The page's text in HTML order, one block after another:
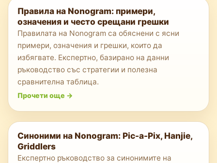
Правила на Nonogram: примери,
означения и често срещани грешки
Правилата на Nonogram са обяснени с ясни
примери, означения и грешки, които да
избягвате. Експертно, базирано на данни
ръководство със стратегии и полезна
сравнителна таблица.
Прочети още ->
Синоними на Nonogram: Pic-a-Pix, Hanjie,
Griddlers
Експертно ръководство за синонимите на